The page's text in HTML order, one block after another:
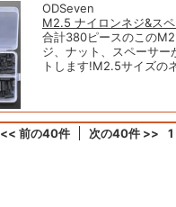
ODSeven
M2.5 ナイロンネジ&ス
合計380ピースのこの
ジ、ナット、スペーサ
トします!M2.5サイズの
<< 前の40件 次の40件 >> 1